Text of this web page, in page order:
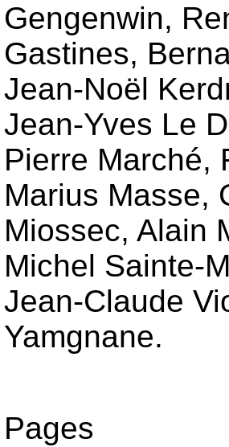
Gengenwin,
Gastines,
Jean-Noël
Jean-Yves Le
Pierre Marché,
Marius Masse,
Miossec, Alain
Michel Sainte-
Jean-Claude
Yamgnane.
Pages